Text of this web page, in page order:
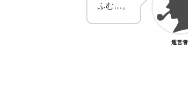
ふむ…。
運営者